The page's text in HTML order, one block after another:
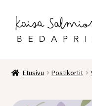
Siirry
navigointiin
Siirry
sisältöön
Etusivu Postikortit